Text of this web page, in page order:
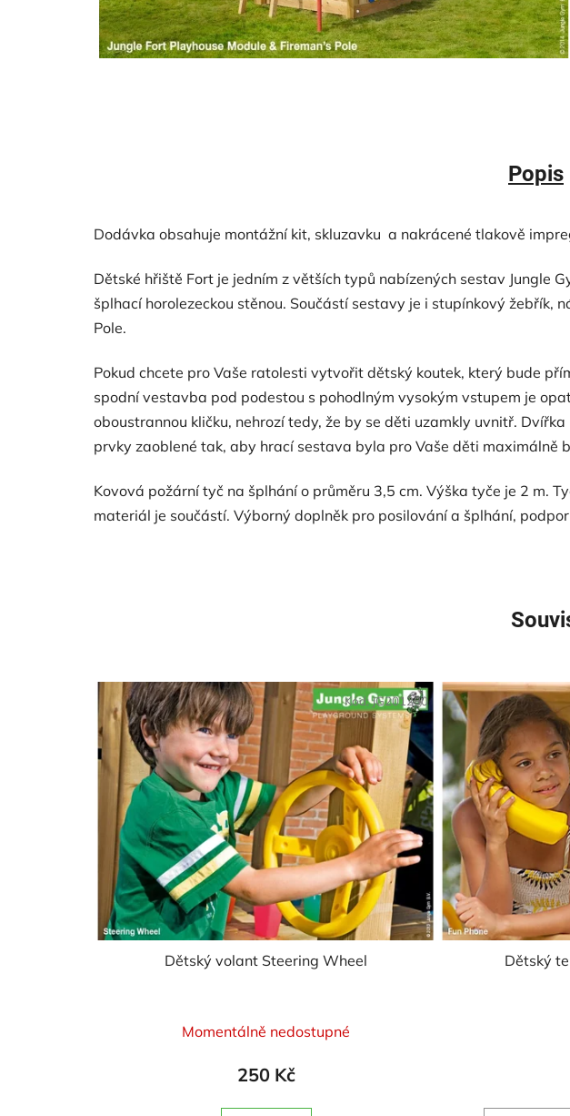
Popis
Dodávka obsahuje montážní kit, skluzavku a nakrácené tlakově
Dětské hřiště Fort je jedním z větších typů nabízených sestav Jungle
šplhací horolezeckou stěnou. Součástí sestavy je i stupínkový žebřík,
Pole.
Pokud chcete pro Vaše ratolesti vytvořit dětský koutek, který bude
spodní vestavba pod podestou s pohodlným vysokým vstupem je
oboustrannou kličku, nehrozí tedy, že by se děti uzamkly uvnitř.
prvky zaoblené tak, aby hrací sestava byla pro Vaše děti maximálně
Kovová požární tyč na šplhání o průměru 3,5 cm. Výška tyče je 2 m.
materiál je součástí. Výborný doplněk pro posilování a šplhání,
Dětský volant Steering Wheel
hodnocení
produktu
Momentálně nedostupné
250 Kč
Kód:JG201280
Dětský